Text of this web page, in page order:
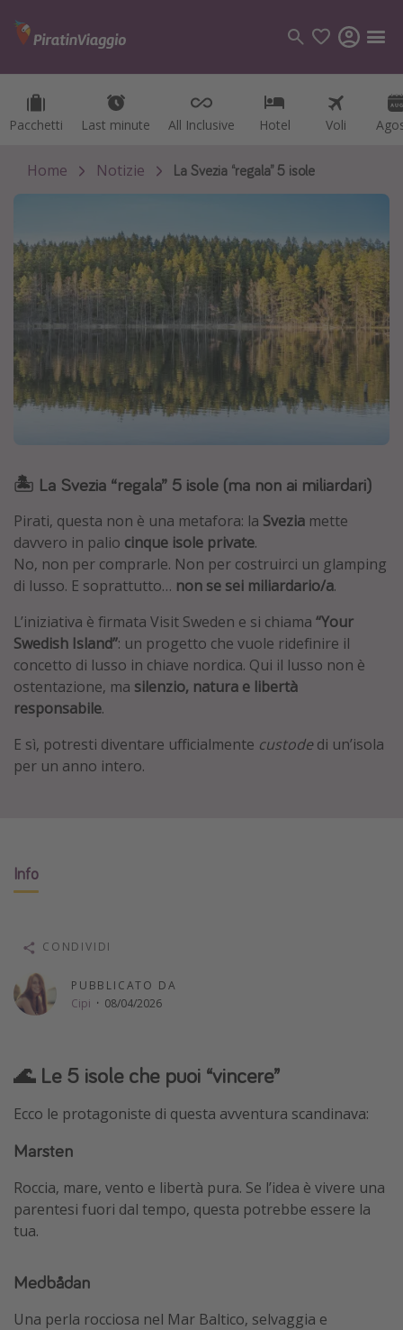
Pacchetti Last minute All Inclusive Hotel Voli
Pacchetti Last minute All Inclusive Hotel Voli
Categorie
Voli
Hotel
Crociere
Destinazioni
Tutte le destinazioni
Albania
Egitto
Tunisia
Malta
Canarie
Tipo di vacanza
Vacanze last minute
Vacanze all inclusive
Vacanze estate 2026
Vacanze di Pasqua 2026
Viaggi per single
Altri argomenti
Travel magazine
Calendario di viaggio
Città più visitate
Home Notizie La Svezia “regala” 5 isole
🏝️ La Svezia “regala” 5 isole (ma non ai miliardari)
Pirati, questa non è una metafora: la Svezia mette
davvero in palio cinque isole private.
No, non per comprarle. Non per costruirci un glamping
di lusso. E soprattutto… non se sei miliardario/a.
L’iniziativa è firmata Visit Sweden e si chiama “Your
Swedish Island”: un progetto che vuole ridefinire il
concetto di lusso in chiave nordica. Qui il lusso non è
ostentazione, ma silenzio, natura e libertà
responsabile.
E sì, potresti diventare ufficialmente custodedi un’isola
per un anno intero.
Info
PUBBLICATO DA
Cipi · 08/04/2026
CONDIVIDI
🌊 Le 5 isole che puoi “vincere”
Ecco le protagoniste di questa avventura scandinava:
Marsten
Roccia, mare, vento e libertà pura. Se l’idea è vivere una
parentesi fuori dal tempo, questa potrebbe essere la
tua.
Medbådan
Una perla rocciosa nel Mar Baltico, selvaggia e